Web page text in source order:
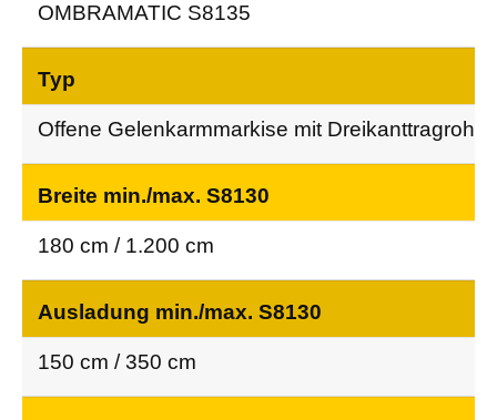
OMBRAMATIC S8135
Typ
Offene Gelenkarmmarkise mit Dreikanttragrohr
Breite min./max. S8130
180 cm / 1.200 cm
Ausladung min./max. S8130
150 cm / 350 cm